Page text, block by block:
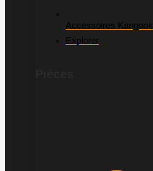
Accessoires Kangook
Explorer